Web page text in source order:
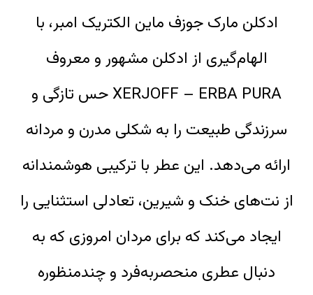
ادکلن مارک جوزف ماین الکتریک امبر، با
الهام‌گیری از ادکلن مشهور و معروف
XERJOFF – ERBA PURA حس تازگی و
سرزندگی طبیعت را به شکلی مدرن و مردانه
ارائه می‌دهد. این عطر با ترکیبی هوشمندانه
از نت‌های خنک و شیرین، تعادلی استثنایی را
ایجاد می‌کند که برای مردان امروزی که به
دنبال عطری منحصربه‌فرد و چندمنظوره